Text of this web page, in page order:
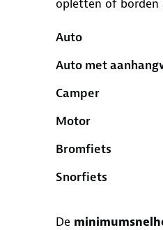
opletten of borden
Auto
Auto met
Camper
Motor
Bromfiets
Snorfiets
De